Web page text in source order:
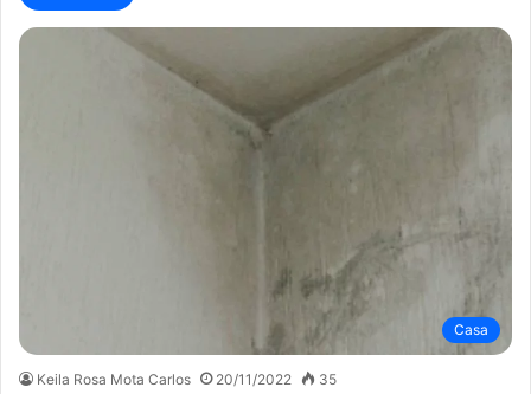
Casa
Keila Rosa Mota Carlos 20/11/2022 35